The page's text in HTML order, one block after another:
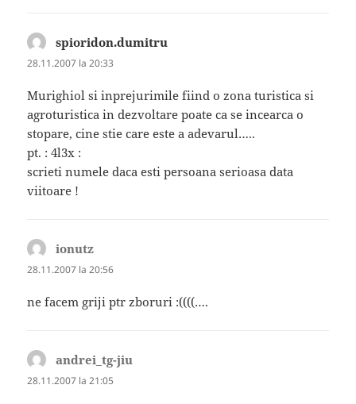
spioridon.dumitru
28.11.2007 la 20:33
Murighiol si inprejurimile fiind o zona turistica si
agroturistica in dezvoltare poate ca se incearca o
stopare, cine stie care este a adevarul…..
pt. : 4l3x :
scrieti numele daca esti persoana serioasa data
viitoare !
ionutz
28.11.2007 la 20:56
ne facem griji ptr zboruri :((((….
andrei_tg-jiu
28.11.2007 la 21:05